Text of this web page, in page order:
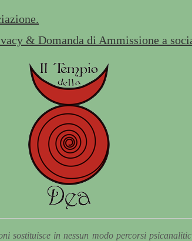
& Domanda di Ammissione a
sostituisce in nessun modo percorsi